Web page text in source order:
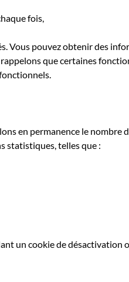
fois,
Vous pouvez obtenir des
que certaines
en permanence le nombre
statistiques, telles que :
un cookie de désactivation